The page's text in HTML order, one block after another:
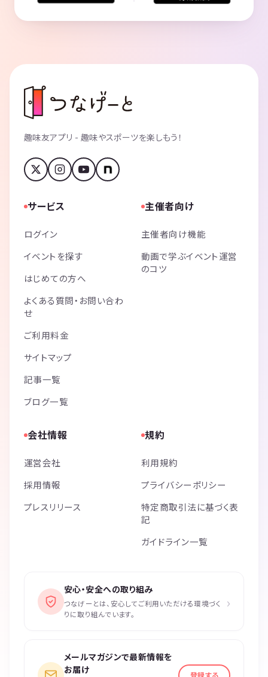
趣味友アプリ - 趣味やスポーツを楽しもう！
サービス
ログイン
イベントを探す
はじめての方へ
よくある質問・お問い合わ
せ
ご利用料金
サイトマップ
記事一覧
ブログ一覧
主催者向け
主催者向け機能
動画で学ぶイベント運営
のコツ
会社情報
運営会社
採用情報
プレスリリース
規約
利用規約
プライバシーポリシー
特定商取引法に基づく表
記
ガイドライン一覧
安心・安全への取り組み
つなげーとは、安心してご利用いただける環境づく
りに取り組んでいます。
›
メールマガジンで最新情報を
お届け